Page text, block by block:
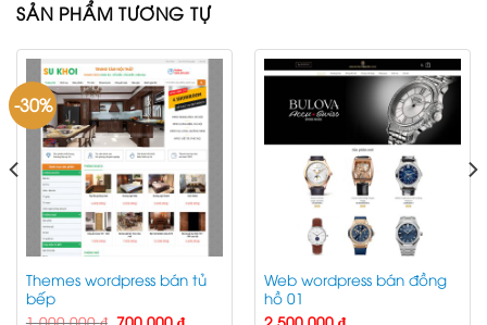
SẢN PHẨM TƯƠNG TỰ
-30%
Themes wordpress bán tủ
bếp
Giá Giá
Web wordpress bán đồng
hồ 01